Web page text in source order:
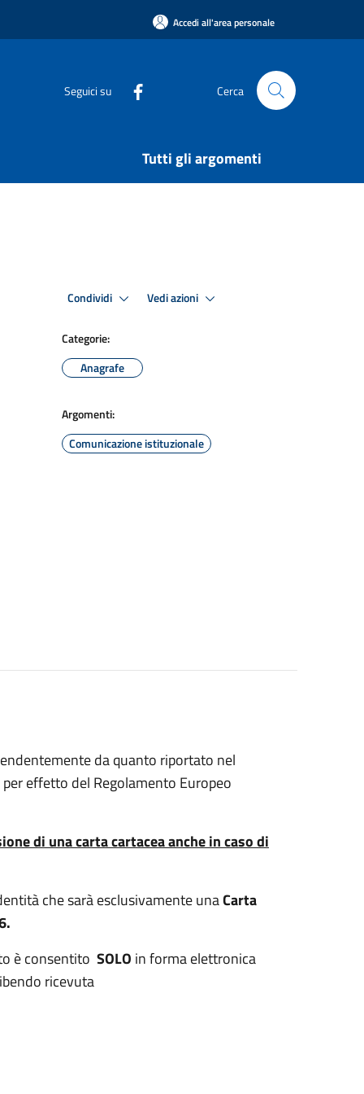
Accedi all'area personale
Seguici su Cerca
Tutti gli argomenti
Condividi Vedi azioni
Categorie:
Anagrafe
Argomenti:
Comunicazione istituzionale
da quanto riportato nel
per effetto del Regolamento Europeo
di una carta cartacea anche in caso di
che sarà esclusivamente unaCarta
è consentito SOLO in forma elettronica
ricevuta